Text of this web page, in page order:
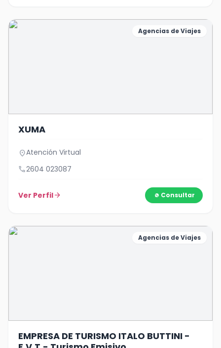
Agencias de Viajes
XUMA
location_onAtención Virtual
call2604 023087
Ver Perfilarrow_forward Consultar
Agencias de Viajes
EMPRESA DE TURISMO ITALO BUTTINI -